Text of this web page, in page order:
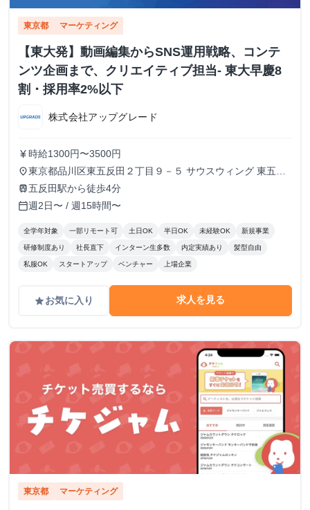
東京都 マーケティング
【東大発】動画編集からSNS運用戦略、コンテ
ンツ企画まで、クリエイティブ担当- 東大早慶8
割・採用率2%以下
株式会社アップグレード
currency_yen 時給1300円〜3500円
place東京都品川区東五反田２丁目９－５ サウスウィング 東五反
田５階
train 五反田駅から徒歩4分
calendar_today週2日〜 / 週15時間〜
全学年対象 一部リモート可 土日OK 半日OK 未経験OK 新規事業
研修制度あり 社長直下 インターン生多数 内定実績あり 髪型自由
私服OK スタートアップ ベンチャー 上場企業
gradeお気に入り 求人を見る
東京都 マーケティング